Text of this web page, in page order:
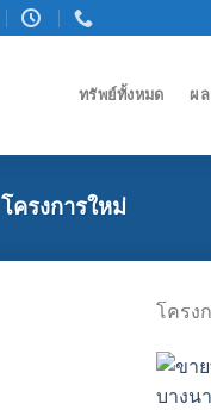
ทรัพย์ทั้งหมด ผ
โครงการใหม่
โครง